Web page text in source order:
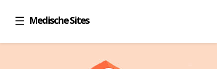
Medische Sites